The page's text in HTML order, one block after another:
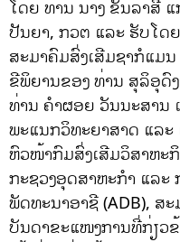
ໂດຍ ທ່ານ ນາງ ຂັນລາສີ
ປັນຍາ, ກວຕ ແລະ ຮັບໂດ
ສະມາຄົມສົ່ງເສີມຊາກໍແມ
ຂີພິຍານຂອງ ທ່ານ ສຸລິອຸດົ
ທ່ານ ຄໍາຜອຍ ວັນນະສານ
ພະແນກວິທະຍາສາດ ແລະ
ຫົວໜ້າກົມສົ່ງເສີມວິສາຫະ
ກະຊວງອຸດສາຫະກໍາ ແລະ
ພັດທະນາອາຊີ (ADB), ສ
ບັນດາຂະແໜງການທີ່ກ່ຽວ